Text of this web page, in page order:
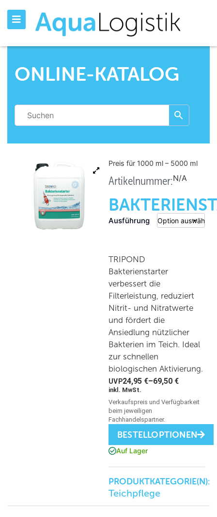
ONLINE-KATALOG
Preis für 1000 ml – 5000 ml
Artikelnummer:N/A
Ausführung
TRIPOND
Bakterienstarter
verbessert die
Filterleistung, reduziert
Nitrit- und Nitratwerte
und fördert die
Ansiedlung nützlicher
Bakterien im Teich. Ideal
zur schnellen
biologischen Aktivierung.
24,95 €–69,50 €
inkl. MwSt.
BESTELLOPTIONEN
Auf Lager
PRODUKTKATEGORIE(N):
Teichpflege